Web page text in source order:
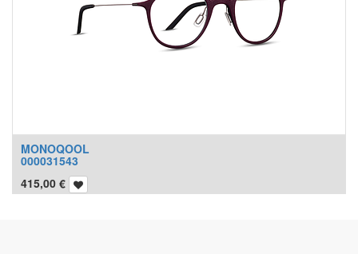
MONOQOOL
000031543
415,00 €